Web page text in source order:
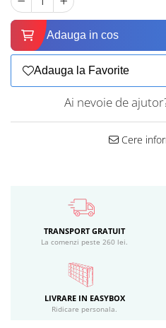
Adauga in cos
Adauga la Favorite
Ai nevoie de
Cere
TRANSPORT GRATUIT
La comenzi peste 260 lei.
LIVRARE IN EASYBOX
Ridicare personala.